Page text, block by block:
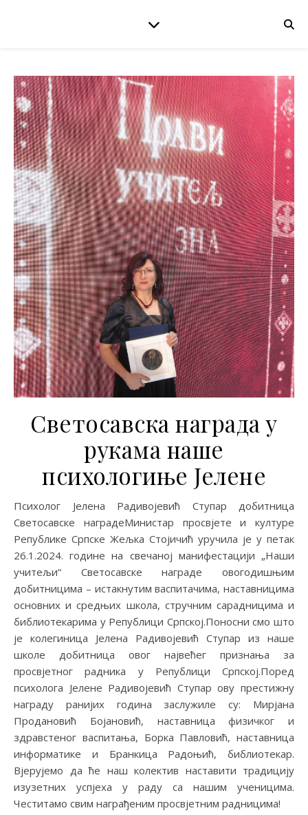
Светосавска награда у
рукама наше
психологиње Јелене
Психолог Јелена Радивојевић Ступар добитница
Светосавске наградеMинистар просвјете и културе
Републике Српске Жељка Стојичић уручила је у петак
26.1.2024. године на свечаној манифестацији „Наши
учитељи“ Светосавске награде овогодишњим
добитницима – истакнутим васпитачима, наставницима
основних и средњих школа, стручним сарадницима и
библиотекарима у Републици Српској.Поносни смо што
је колегиница Јелена Радивојевић Ступар из наше
школе добитница овог највећег признања за
просвјетног радника у Републици Српској.Поред
психолога Јелене Радивојевић Ступар ову престижну
награду ранијих година заслужиле су: Мирјана
Продановић Бојановић, наставница физичког и
здравстеног васпитања, Борка Павловић, наставница
информатике и Бранкица Радоњић, библиотекар.
Вјерујемо да ће наш колектив наставити традицију
изузетних успјеха у раду са нашим ученицима.
Честитамо свим награђеним просвјетним радницима!